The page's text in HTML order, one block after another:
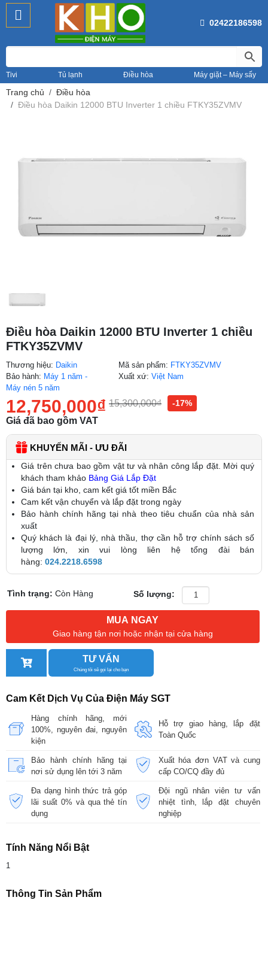
02422186598
Tivi Tủ lạnh Điều hòa Máy giặt – Máy sấy
Trang chủ
Điều hòa
Điều hòa Daikin 12000 BTU Inverter 1 chiều FTKY35ZVMV
Điều hòa Daikin 12000 BTU Inverter 1 chiều
FTKY35ZVMV
Thương hiệu: Daikin
Bảo hành: Máy 1 năm -
Máy nén 5 năm
Mã sản phẩm: FTKY35ZVMV
Xuất xứ:Việt Nam
12,750,000₫ 15,300,000₫ -17%
Giá đã bao gồm VAT
KHUYẾN MÃI - ƯU ĐÃI
Giá trên chưa bao gồm vật tư và nhân công lắp đặt. Mời quý
khách tham khảo Bảng Giá Lắp Đặt
Giá bán tại kho, cam kết giá tốt miền Bắc
Cam kết vận chuyển và lắp đặt trong ngày
Bảo hành chính hãng tại nhà theo tiêu chuẩn của nhà sản
xuất
Quý khách là đại lý, nhà thầu, thợ cần hỗ trợ chính sách số
lượng lớn, xin vui lòng liên hệ tổng đài bán
hàng: 024.2218.6598
Tình trạng:Còn Hàng Số lượng:
MUA NGAY
Giao hàng tận nơi hoặc nhận tại cửa hàng
TƯ VẤN
Chúng tôi sẽ gọi lại cho bạn
Cam Kết Dịch Vụ Của Điện Máy SGT
Hàng chính hãng, mới
100%, nguyên đai, nguyên
kiện
Hỗ trợ giao hàng, lắp đặt
Toàn Quốc
Bảo hành chính hãng tại
nơi sử dụng lên tới 3 năm
Xuất hóa đơn VAT và cung
cấp CO/CQ đầy đủ
Đa dạng hình thức trả góp
lãi suất 0% và qua thẻ tín
dụng
Đội ngũ nhân viên tư vấn
nhiệt tình, lắp đặt chuyên
nghiệp
Tính Năng Nổi Bật
1
Thông Tin Sản Phẩm